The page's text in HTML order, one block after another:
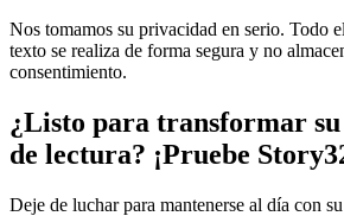
Nos tomamos su privacidad en serio. Todo
texto se realiza de forma segura y no
consentimiento.
¿Listo para transformar
de lectura? ¡Pruebe
Deje de luchar para mantenerse al día con